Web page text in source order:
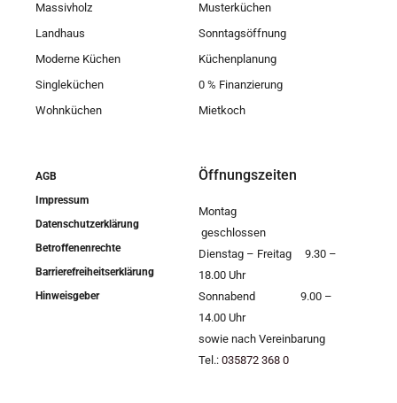
Massivholz
Landhaus
Moderne Küchen
Singleküchen
Wohnküchen
Musterküchen
Sonntagsöffnung
Küchenplanung
0 % Finanzierung
Mietkoch
AGB
Impressum
Datenschutzerklärung
Betroffenenrechte
Barrierefreiheitserklärung
Hinweisgeber
Öffnungszeiten
Montag
geschlossen
Dienstag – Freitag 9.30 –
18.00 Uhr
Sonnabend 9.00 –
14.00 Uhr
sowie nach Vereinbarung
Tel.: 035872 368 0